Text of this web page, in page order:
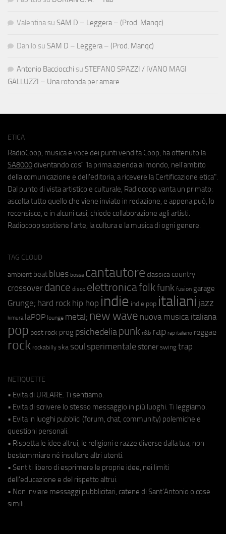
Valentina su SAM D – Leggera – (Prod. Manqc)
Danilo su SAM D – Leggera – (Prod. Manqc)
Antonio Bacciocchi su STEFANO SPAZZI / IVANO MAGI
GALLUZZI – Una rotonda per amare
ETICA
RadioCoop, musica e voce dei punti vendita Coop, ha ottenuto la
SA8000 diventando così "la prima azienda al mondo, nell'ambito
della comunicazione e dell'editoria, a ricevere la Certificazione etica".
Dal punto di vista artistico e culturale, Radiocoop vanta un primato:
ascolta tutto quello che viene inviato in redazione, e appena può, lo
recensisce, e in alcuni casi, chiede collaborazione agli artisti.
Radiocoop sostiene l'arte, la cultura e la musica di ogni genere.
TAG CLOUD
ambient beat blues bossa cantautore classica country
crossover dance disco elettronicafolkfunk fusion garage
Grunge; hard rock hip hop indie indie pop italiani jazz
kimura laPOP lounge metal; new wave nuova musica italiana
pop post rock prog psichedeliapunk r&b rap rap italiano reggae
rock rockabilly ska soul sperimentale stoner swing trap
NETIQUETTE
• Evita di URLARE. Ti sentiamo.
• Evita di scrivere lo stesso messaggio in più luoghi. Ti leggiamo.
• Evita in luoghi pubblici (forum, chat, community) polemiche e
questioni personali.
• Rispetta le idee altrui, le religioni e razze diverse dalla tua, non
bestemmiare né insultare altri utenti.
• Sentiti libero di esprimere le proprie idee, nei limiti
dell'educazione e del rispetto altrui.
• Non inviare messaggi pubblicitari, catene di Sant'Antonio o cose
simili.